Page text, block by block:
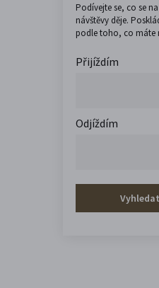
Podívejte se, co se
návštěvy děje.
podle toho, co máte
Přijíždím
Odjíždím